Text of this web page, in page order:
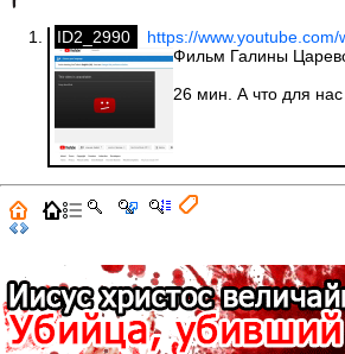
ID2_2990
https://
Фильм Галины
26 мин. А что для нас